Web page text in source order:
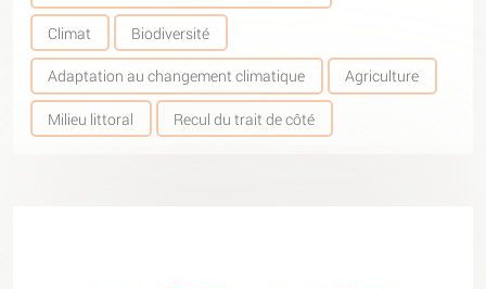
Climat Biodiversité
Adaptation au changement climatique Agriculture
Milieu littoral Recul du trait de côté